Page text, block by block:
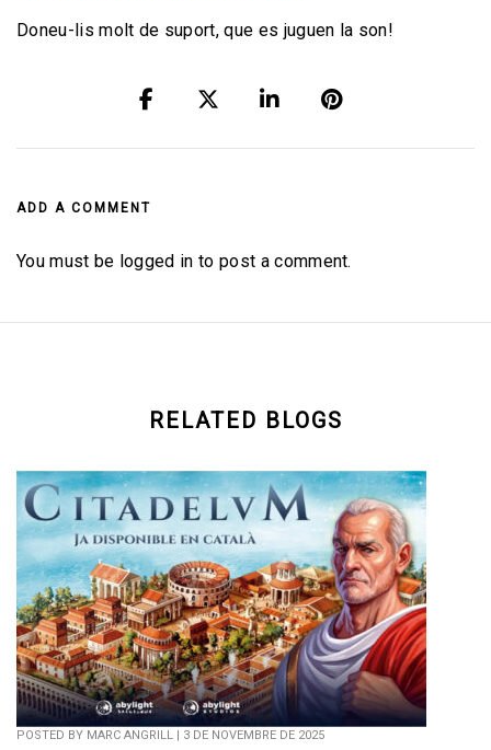
Doneu-lis molt de suport, que es juguen la son!
ADD A COMMENT
You must be logged in to post a comment.
RELATED BLOGS
POSTED BY MARC ANGRILL 3 DE NOVEMBRE DE 2025